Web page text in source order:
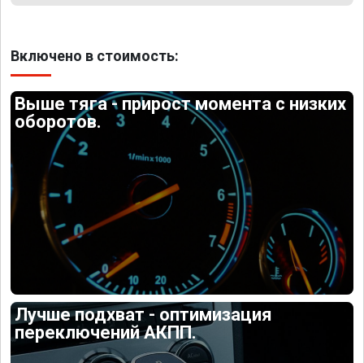
Включено в стоимость:
Выше тяга - прирост момента с низких
оборотов.
Лучше подхват - оптимизация
переключений АКПП.